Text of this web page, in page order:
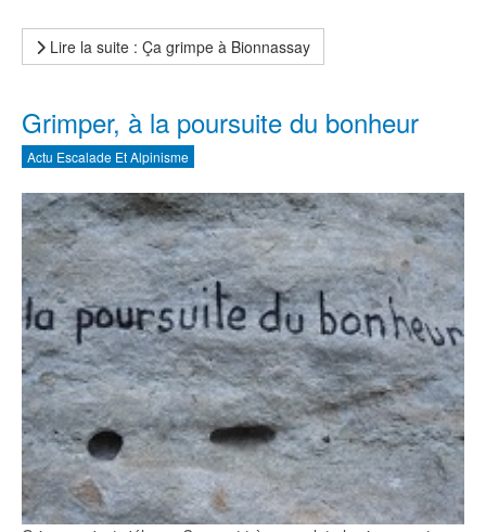
Lire la suite : Ça grimpe à Bionnassay
Grimper, à la poursuite du bonheur
Actu Escalade Et Alpinisme